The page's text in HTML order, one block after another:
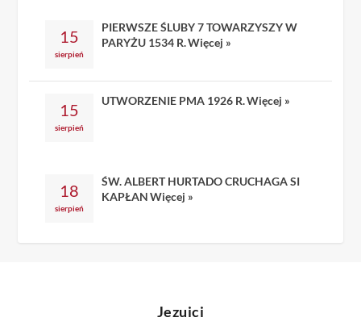
15
sierpień
PIERWSZE ŚLUBY 7 TOWARZYSZY W
PARYŻU 1534 R.Więcej »
15
sierpień
UTWORZENIE PMA 1926 R.Więcej »
18
sierpień
ŚW. ALBERT HURTADO CRUCHAGA SI
KAPŁAN Więcej »
Jezuici